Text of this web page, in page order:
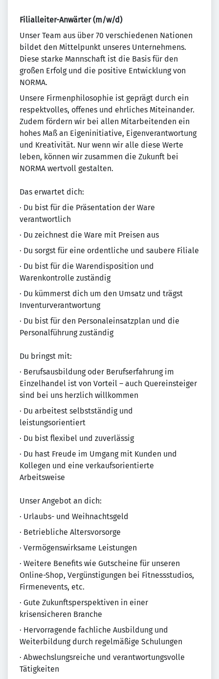
Filialleiter-Anwärter (m/w/d)
Un­se­r Team aus über 70 ver­schie­de­nen Na­tio­nen
bildet den Mit­tel­punkt un­se­res Un­ter­neh­mens.
Diese starke Mannschaft ist die Basis für den
großen Erfolg und die positive Entwicklung von
NORMA.
Unsere Firmenphilosophie ist geprägt durch ein
re­spekt­vol­les, offenes und ehr­li­ches Mit­ein­an­der.
Zudem fördern wir bei allen Mitarbeitenden ein
ho­hes Maß an Eigeninitiative, Eigenverantwortung
und Krea­ti­vi­tät. Nur wenn wir alle diese Werte
leben, können wir zusammen die Zukunft bei
NORMA wertvoll gestalten.
Das erwartet dich:
· Du bist für die Präsentation der Ware
verantwortlich
· Du zeichnest die Ware mit Preisen aus
· Du sorgst für eine ordentliche und saubere Filiale
· Du bist für die Warendisposition und
Warenkontrolle zuständig
· Du kümmerst dich um den Umsatz und trägst
Inventurverantwortung
· Du bist für den Personaleinsatzplan und die
Personalführung zuständig
Du bringst mit:
· Berufsausbildung oder Berufserfahrung im
Einzelhandel ist von Vorteil – auch Quereinsteiger
sind bei uns herzlich willkommen
· Du arbeitest selbstständig und
leistungsorientiert
· Du bist flexibel und zuverlässig
· Du hast Freude im Umgang mit Kunden und
Kollegen und eine verkaufsorientierte
Arbeitsweise
Unser Angebot an dich:
· Urlaubs- und Weihnachtsgeld
· Betriebliche Altersvorsorge
· Vermögenswirksame Leistungen
· Weitere Benefits wie Gutscheine für unseren
Online-Shop, Vergünstigungen bei Fitnessstudios,
Firmenevents, etc.
· Gute Zukunftsperspektiven in einer
krisensicheren Branche
· Hervorragende fachliche Ausbildung und
Weiterbildung durch regelmäßige Schulungen
· Abwechslungsreiche und verantwortungsvolle
Tätigkeiten